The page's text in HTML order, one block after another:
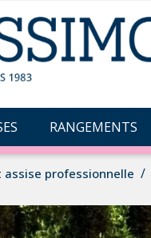
RANGEMENTS
assise professionnelle